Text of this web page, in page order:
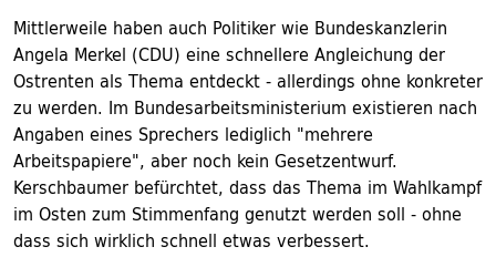
Mittlerweile haben auch Politiker wie Bundeskanzlerin
Angela Merkel (CDU) eine schnellere Angleichung der
Ostrenten als Thema entdeckt - allerdings ohne konkreter
zu werden. Im Bundesarbeitsministerium existieren nach
Angaben eines Sprechers lediglich "mehrere
Arbeitspapiere", aber noch kein Gesetzentwurf.
Kerschbaumer befürchtet, dass das Thema im Wahlkampf
im Osten zum Stimmenfang genutzt werden soll - ohne
dass sich wirklich schnell etwas verbessert.